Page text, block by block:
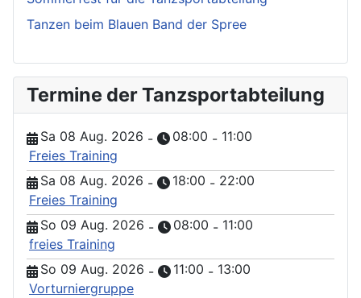
Tanzen beim Blauen Band der Spree
Termine der Tanzsportabteilung
Sa 08 Aug. 2026 - 08:00 - 11:00
Freies Training
Sa 08 Aug. 2026 - 18:00 - 22:00
Freies Training
So 09 Aug. 2026 - 08:00 - 11:00
freies Training
So 09 Aug. 2026 - 11:00 - 13:00
Vorturniergruppe